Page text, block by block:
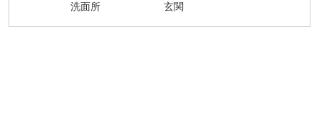
洗面所 玄関